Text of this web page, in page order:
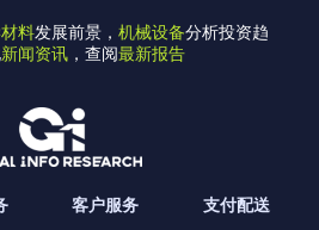
料发展前景， 机械设备分析投资趋
新闻资讯 ，查阅最新报告
客户服务 支付配送